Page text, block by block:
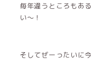
毎年違うところもあ
い〜！
そしてぜーったいに